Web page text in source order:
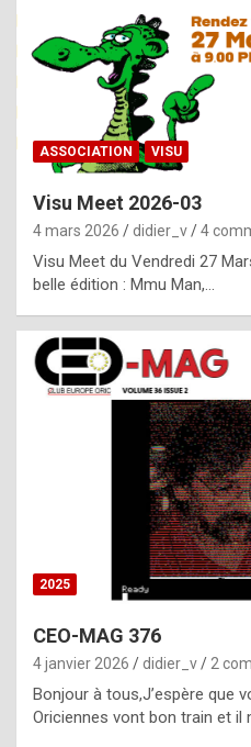
l
i
ASSOCIATION VISU
Visu Meet 2026-03
4 mars 2026 didier_v 4
Visu Meet du Vendredi 27
belle édition : Mmu Man,…
2025
CEO-MAG 376
4 janvier 2026 didier_v 2
Bonjour à tous,J’espère que
Oriciennes vont bon train et il